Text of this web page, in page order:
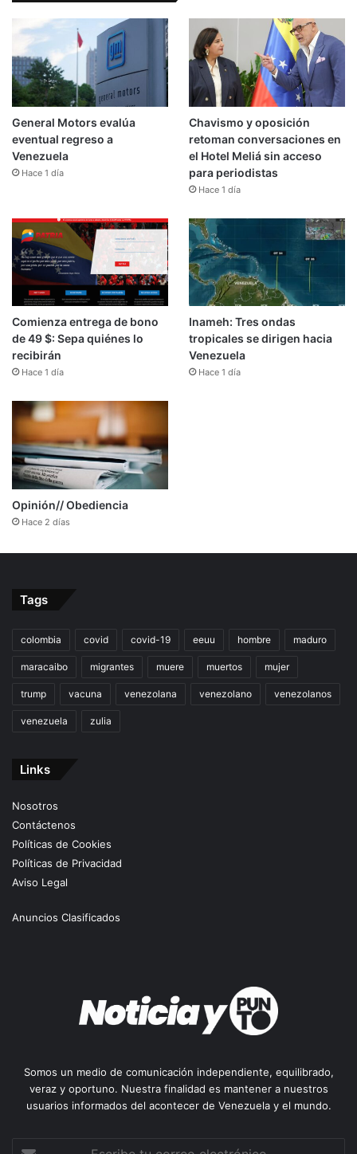
General Motors evalúa
eventual regreso a
Venezuela
Hace 1 día
Chavismo y oposición
retoman conversaciones en
el Hotel Meliá sin acceso
para periodistas
Hace 1 día
Comienza entrega de bono
de 49 $: Sepa quiénes lo
recibirán
Hace 1 día
Inameh: Tres ondas
tropicales se dirigen hacia
Venezuela
Hace 1 día
Opinión// Obediencia
Hace 2 días
Tags
colombia covid covid-19 eeuu hombre maduro
maracaibo migrantes muere muertos mujer
trump vacuna venezolana venezolano venezolanos
venezuela zulia
Links
Nosotros
Contáctenos
Políticas de Cookies
Políticas de Privacidad
Aviso Legal
Anuncios Clasificados
Somos un medio de comunicación independiente, equilibrado,
veraz y oportuno. Nuestra finalidad es mantener a nuestros
usuarios informados del acontecer de Venezuela y el mundo.